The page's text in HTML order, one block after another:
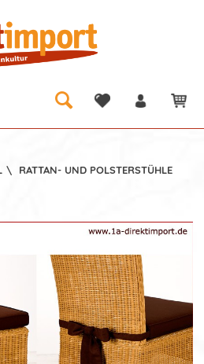
\ RATTAN- UND POLSTERSTÜHLE